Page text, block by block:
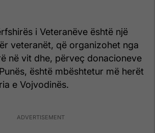
i Veteranëve është një
veteranët, që organizohet nga
në vit dhe, përveç donacioneve
është mbështetur më herët
e Vojvodinës.